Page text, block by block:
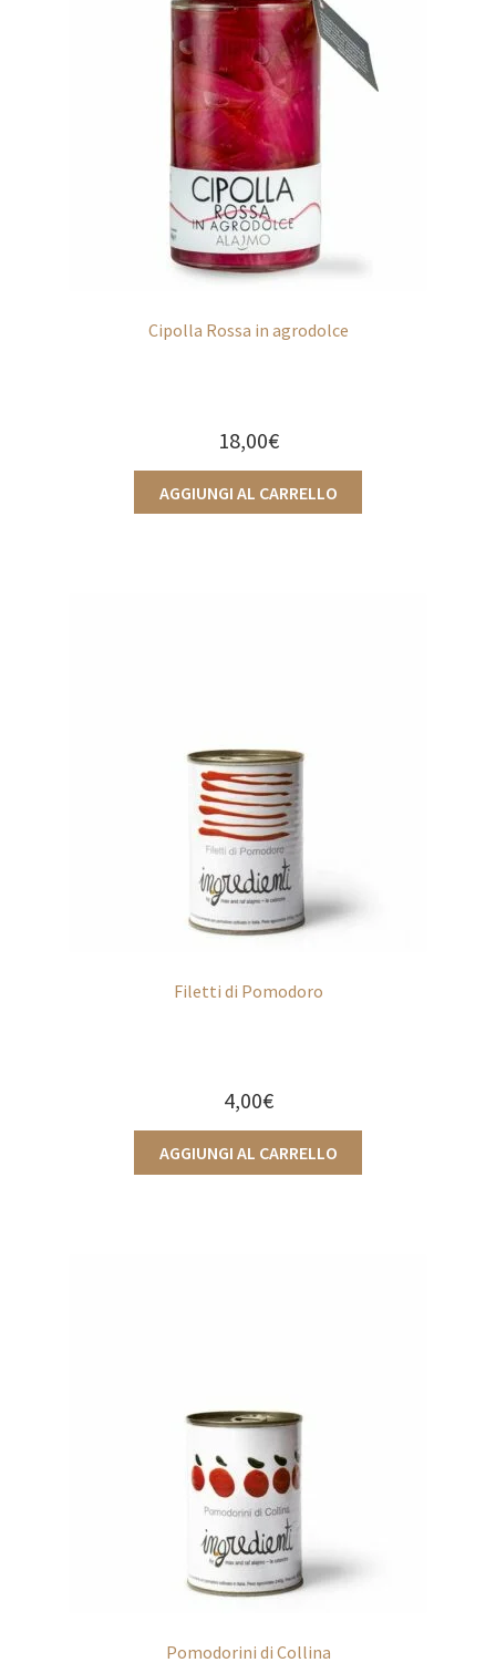
Cipolla Rossa in agrodolce
18,00€
AGGIUNGI AL CARRELLO
Filetti di Pomodoro
4,00€
AGGIUNGI AL CARRELLO
Pomodorini di Collina